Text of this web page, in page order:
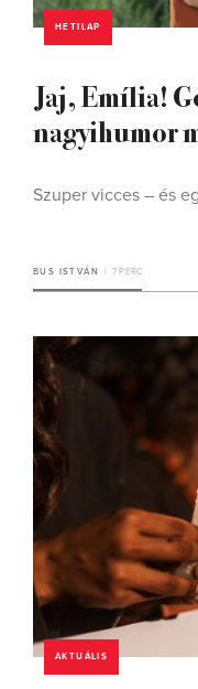
HETILAP
Jaj, Emília!
nagyihumor
Szuper vicces – és
BUS ISTVÁN 7 PERC
AKTUÁLIS